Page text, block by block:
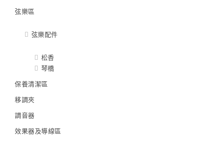
弦樂區
弦樂配件
松香
琴橋
保養清潔區
移調夾
調音器
效果器及導線區